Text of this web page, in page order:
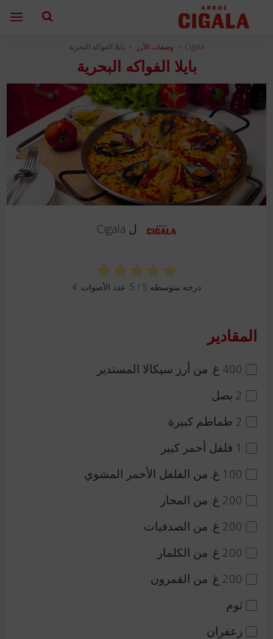
Cigala
» وصفات الأرز » بايلا الفواكه البحرية
بايلا الفواكه البحرية
ل Cigala
درجه متوسطه 5 / 5. عدد الأصوات: 4
المقادير
400 غ. من أرز سيكالا المستدير
2 بصل
2 طماطم كبيرة
1 فلفل أحمر كبير
100 غ. من الفلفل الأحمر المشوي
200 غ. من المحار
200 غ. من الصدفيات
200 غ. من الكلمار
200 غ. من القمرون
ثوم
زعفران